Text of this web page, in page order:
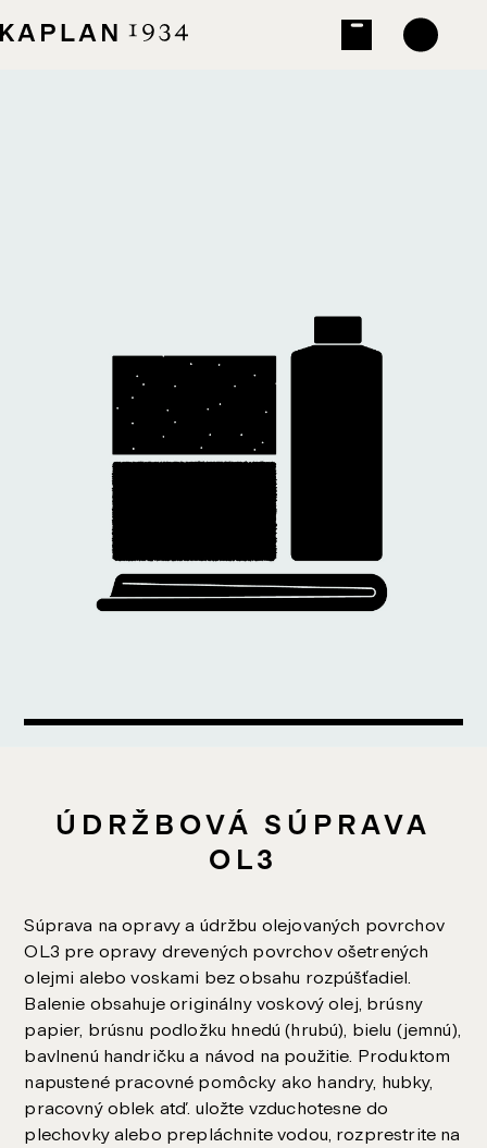
ÚDRŽBOVÁ SÚPRAVA
OL3
Súprava na opravy a údržbu olejovaných povrchov
OL3 pre opravy drevených povrchov ošetrených
olejmi alebo voskami bez obsahu rozpúšťadiel.
Balenie obsahuje originálny voskový olej, brúsny
papier, brúsnu podložku hnedú (hrubú), bielu (jemnú),
bavlnenú handričku a návod na použitie. Produktom
napustené pracovné pomôcky ako handry, hubky,
pracovný oblek atď. uložte vzduchotesne do
plechovky alebo prepláchnite vodou, rozprestrite na